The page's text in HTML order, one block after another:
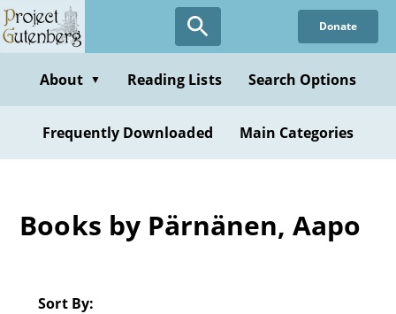
Skip
to
content
Donate
About ▼ Reading Lists Search Options
Frequently Downloaded Main Categories
Books by Pärnänen, Aapo
Sort By: